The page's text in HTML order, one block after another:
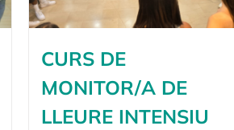
CURS DE
MONITOR/A DE
LLEURE INTENSIU